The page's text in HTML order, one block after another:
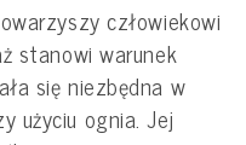
człowiekowi
stanowi warunek
się niezbędna w
użyciu ognia. Jej